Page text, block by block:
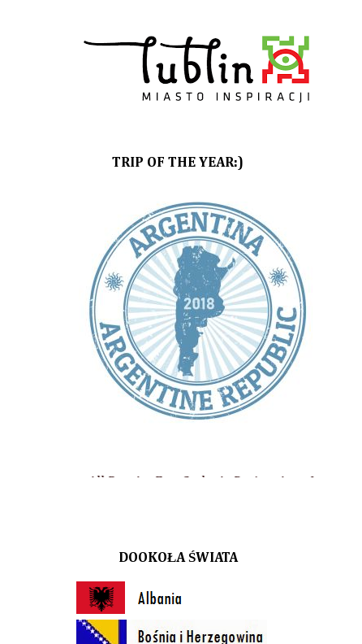
TRIP OF THE YEAR:)
AnaEme Style, At Design, Aqua Lublin, Arena Lublin,
DOOKOŁA ŚWIATA